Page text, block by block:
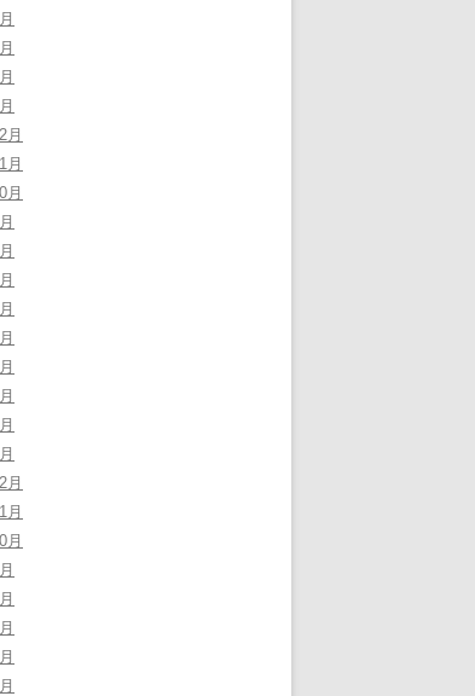
月
月
月
月
月
月